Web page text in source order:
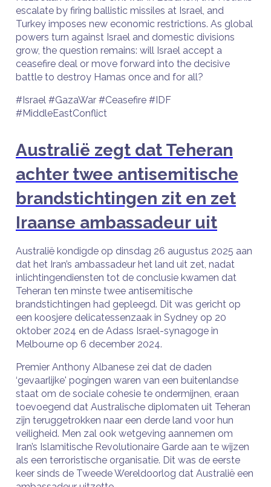
escalate by firing ballistic missiles at Israel, and
Turkey imposes new economic restrictions. As global
powers turn against Israel and domestic divisions
grow, the question remains: will Israel accept a
ceasefire deal or move forward into the decisive
battle to destroy Hamas once and for all?
#Israel #GazaWar #Ceasefire #IDF
#MiddleEastConflict
Australië zegt dat Teheran
achter twee antisemitische
brandstichtingen zit en zet
Iraanse ambassadeur uit
Australië kondigde op dinsdag 26 augustus 2025 aan
dat het Iran’s ambassadeur het land uit zet, nadat
inlichtingendiensten tot de conclusie kwamen dat
Teheran ten minste twee antisemitische
brandstichtingen had gepleegd. Dit was gericht op
een koosjere delicatessenzaak in Sydney op 20
oktober 2024 en de Adass Israel-synagoge in
Melbourne op 6 december 2024.
Premier Anthony Albanese zei dat de daden
‘gevaarlijke' pogingen waren van een buitenlandse
staat om de sociale cohesie te ondermijnen, eraan
toevoegend dat Australische diplomaten uit Teheran
zijn teruggetrokken naar een derde land voor hun
veiligheid. Men zal ook wetgeving aannemen om
Iran’s Islamitische Revolutionaire Garde aan te wijzen
als een terroristische organisatie. Dit was de eerste
keer sinds de Tweede Wereldoorlog dat Australië een